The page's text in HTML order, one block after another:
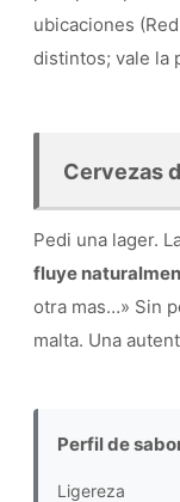
ubicaciones
distintos; vale la
Cervezas
Pedi una lager.
fluye
otra mas…» Sin
malta. Una
Perfil de
Ligereza